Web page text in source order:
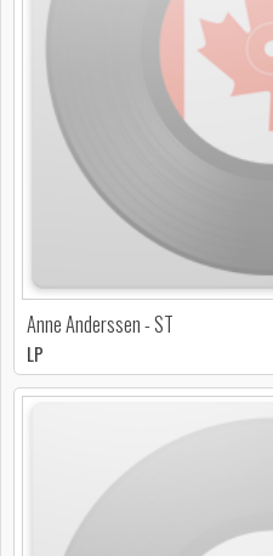
Anne Anderssen - ST
LP